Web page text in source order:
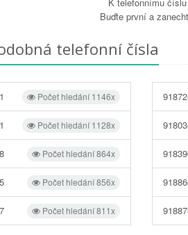
Buďte první a
telefonní čísla
Počet hledání 1146x
Počet hledání 1128x
Počet hledání 864x
Počet hledání 856x
Počet hledání 811x